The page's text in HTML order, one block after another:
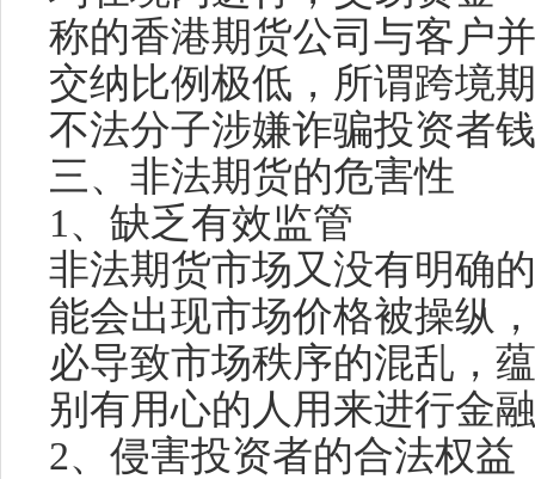
称的香港期货公司与客户
交纳比例极低，所谓跨境
不法分子涉嫌诈骗投资者
三、非法期货的危害性
1、缺乏有效监管
非法期货市场又没有明确
能会出现市场价格被操纵
必导致市场秩序的混乱，
别有用心的人用来进行金
2、侵害投资者的合法权益